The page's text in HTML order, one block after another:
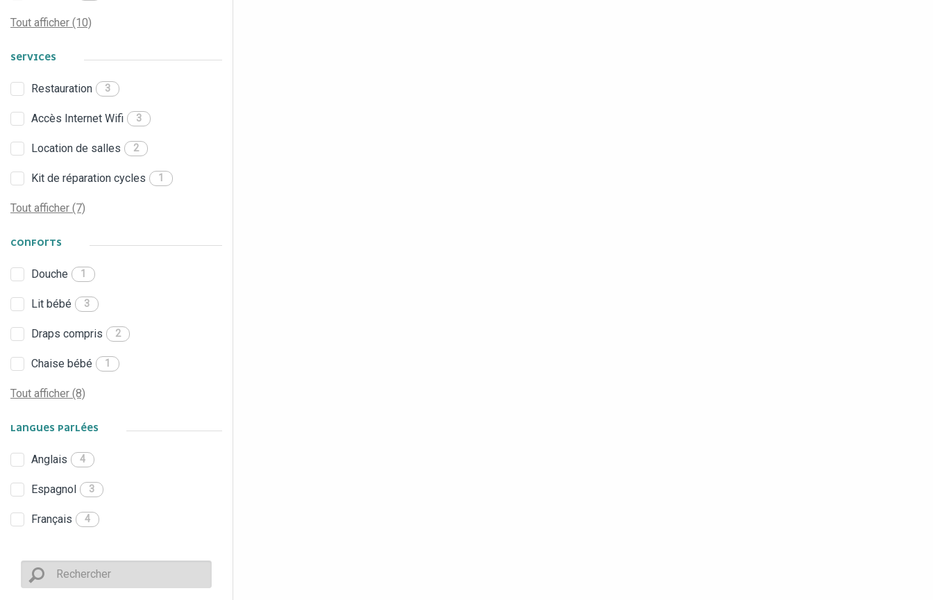
Tout afficher (10)
SERVICES
Restauration 3
Accès Internet Wifi 3
Location de salles 2
Kit de réparation cycles 1
Tout afficher (7)
CONFORTS
Douche 1
Lit bébé 3
Draps compris 2
Chaise bébé 1
Tout afficher (8)
LANGUES PARLÉES
Anglais 4
Espagnol 3
Français 4